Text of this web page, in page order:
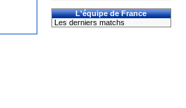
L'équipe de France
Les derniers matchs